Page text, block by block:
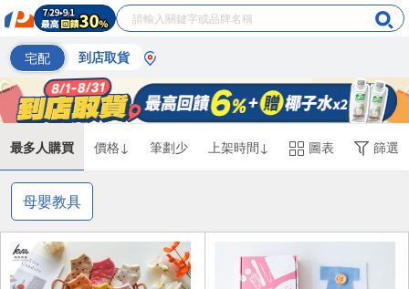
宅配 到店取貨
最多人購買 價格↓ 筆劃少 上架時間↓ 圖表 篩選
母嬰教具